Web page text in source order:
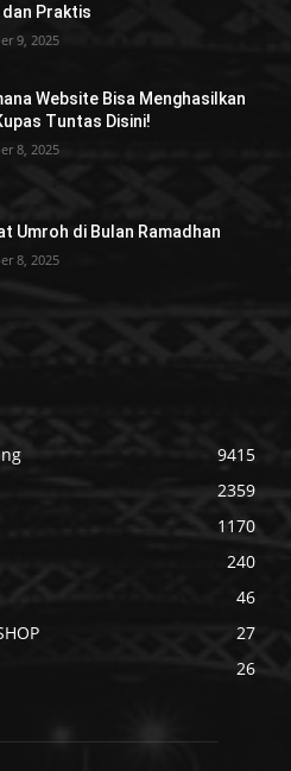
dan Praktis
9, 2025
Website Bisa Menghasilkan
Tuntas Disini!
8, 2025
Umroh di Bulan Ramadhan
8, 2025
9415
2359
1170
240
46
27
26